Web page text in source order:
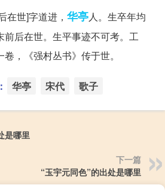
在世]字道进， 华亭人。生卒年均
前后在世。生平事迹不可考。工
，《强村丛书》传于世。
华亭 宋代 歌子
是哪里
下一篇
“玉宇元同色”的出处是哪里